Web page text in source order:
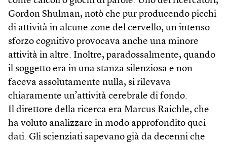
Gordon Shulman, notò che pur producendo picchi
di attività in alcune zone del cervello, un intenso
sforzo cognitivo provocava anche una minore
attività in altre. Inoltre, paradossalmente, quando
il soggetto era in una stanza silenziosa e non
faceva assolutamente nulla, si rilevava
chiaramente un’attività cerebrale di fondo.
Il direttore della ricerca era Marcus Raichle, che
ha voluto analizzare in modo approfondito quei
dati. Gli scienziati sapevano già da decenni che